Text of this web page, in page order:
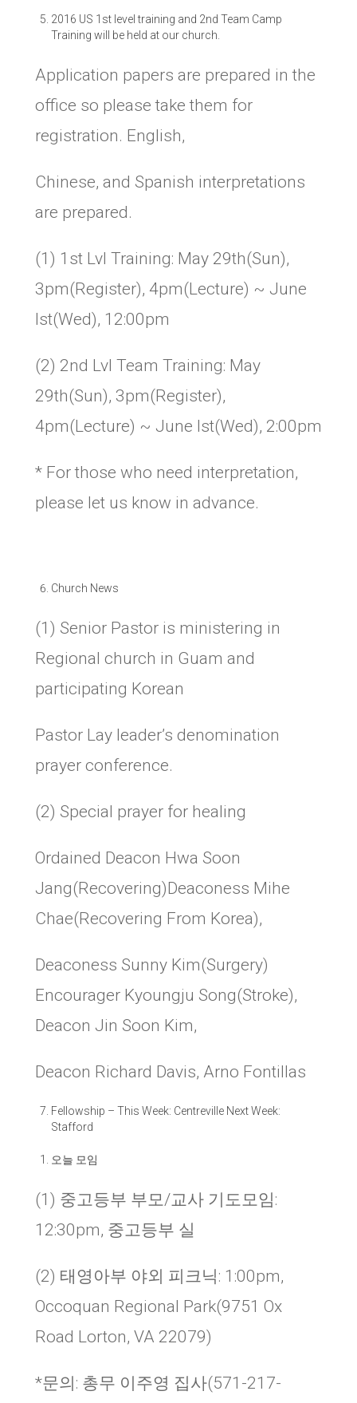
2016 US 1st level training and 2nd Team Camp
Training will be held at our church.
Application papers are prepared in the
office so please take them for
registration. English,
Chinese, and Spanish interpretations
are prepared.
(1) 1st Lvl Training: May 29th(Sun),
3pm(Register), 4pm(Lecture) ~ June
lst(Wed), 12:00pm
(2) 2nd Lvl Team Training: May
29th(Sun), 3pm(Register),
4pm(Lecture) ~ June lst(Wed), 2:00pm
* For those who need interpretation,
please let us know in advance.
Church News
(1) Senior Pastor is ministering in
Regional church in Guam and
participating Korean
Pastor Lay leader’s denomination
prayer conference.
(2) Special prayer for healing
Ordained Deacon Hwa Soon
Jang(Recovering)Deaconess Mihe
Chae(Recovering From Korea),
Deaconess Sunny Kim(Surgery)
Encourager Kyoungju Song(Stroke),
Deacon Jin Soon Kim,
Deacon Richard Davis, Arno Fontillas
Fellowship – This Week: Centreville Next Week:
Stafford
오늘 모임
(1) 중고등부 부모/교사 기도모임:
12:30pm, 중고등부 실
(2) 태영아부 야외 피크닉: 1:00pm,
Occoquan Regional Park(9751 Ox
Road Lorton, VA 22079)
*문의: 총무 이주영 집사(571-217-